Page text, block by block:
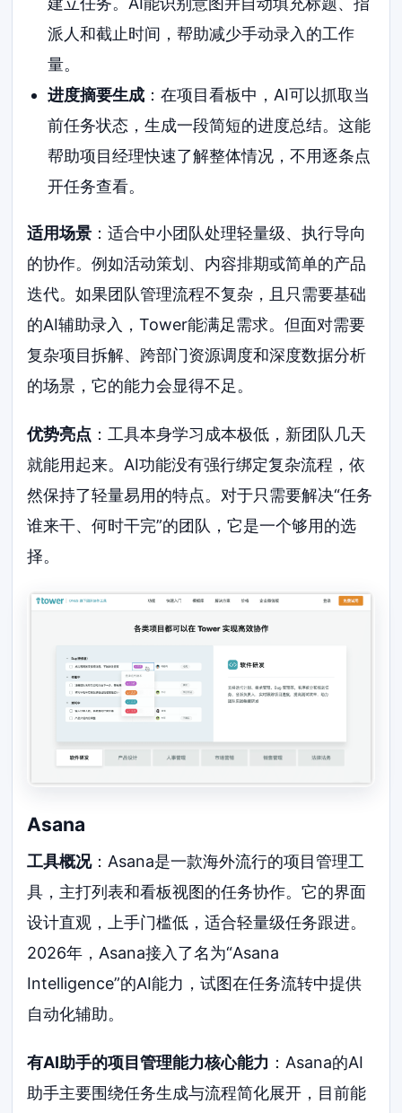
派人和截止时间，帮助减少手动录入的工作
量。
进度摘要生成：在项目看板中，AI可以抓取当
前任务状态，生成一段简短的进度总结。这能
帮助项目经理快速了解整体情况，不用逐条点
开任务查看。
适用场景 ：适合中小团队处理轻量级、执行导向
的协作。例如活动策划、内容排期或简单的产品
迭代。如果团队管理流程不复杂，且只需要基础
的AI辅助录入，Tower能满足需求。但面对需要
复杂项目拆解、跨部门资源调度和深度数据分析
的场景，它的能力会显得不足。
优势亮点 ：工具本身学习成本极低，新团队几天
就能用起来。AI功能没有强行绑定复杂流程，依
然保持了轻量易用的特点。对于只需要解决“任务
谁来干、何时干完”的团队，它是一个够用的选
择。
Asana
工具概况：Asana是一款海外流行的项目管理工
具，主打列表和看板视图的任务协作。它的界面
设计直观，上手门槛低，适合轻量级任务跟进。
2026年，Asana接入了名为“Asana
Intelligence”的AI能力，试图在任务流转中提供
自动化辅助。
有AI助手的项目管理能力核心能力 ：Asana的AI
助手主要围绕任务生成与流程简化展开，目前能